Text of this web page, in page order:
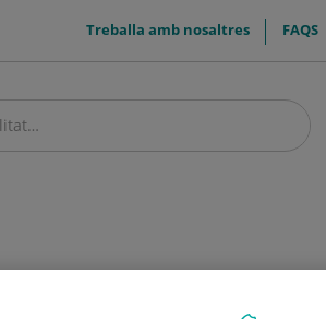
menuTop
Treballa amb nosaltres FAQS